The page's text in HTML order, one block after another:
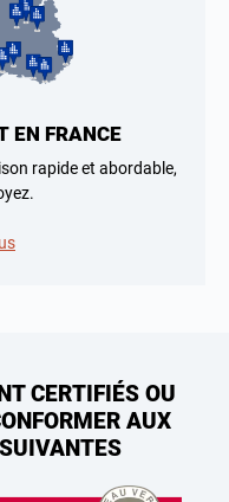
EN FRANCE
rapide et abordable,
CERTIFIÉS OU
AUX